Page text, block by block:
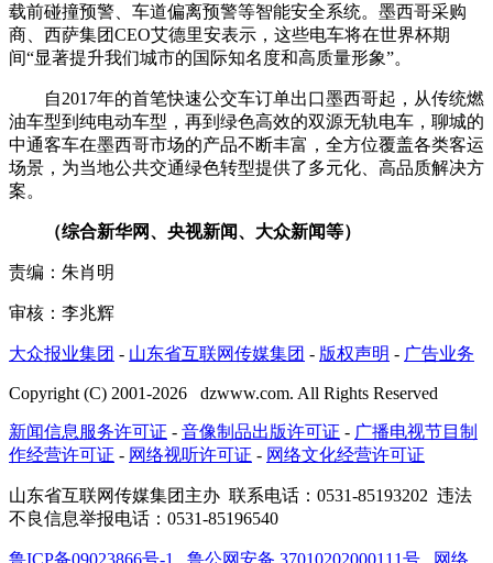
载前碰撞预警、车道偏离预警等智能安全系统。墨西哥采购
商、西萨集团CEO艾德里安表示，这些电车将在世界杯期
间“显著提升我们城市的国际知名度和高质量形象”。
自2017年的首笔快速公交车订单出口墨西哥起，从传统燃
油车型到纯电动车型，再到绿色高效的双源无轨电车，聊城的
中通客车在墨西哥市场的产品不断丰富，全方位覆盖各类客运
场景，为当地公共交通绿色转型提供了多元化、高品质解决方
案。
（综合新华网、央视新闻、大众新闻等）
责编：朱肖明
审核：李兆辉
大众报业集团 - 山东省互联网传媒集团 - 版权声明 - 广告业务
Copyright (C) 2001-2026 dzwww.com. All Rights Reserved
新闻信息服务许可证 - 音像制品出版许可证 - 广播电视节目制
作经营许可证 - 网络视听许可证 - 网络文化经营许可证
山东省互联网传媒集团主办 联系电话：0531-85193202 违法
不良信息举报电话：0531-85196540
鲁ICP备09023866号-1 鲁公网安备 37010202000111号 网络